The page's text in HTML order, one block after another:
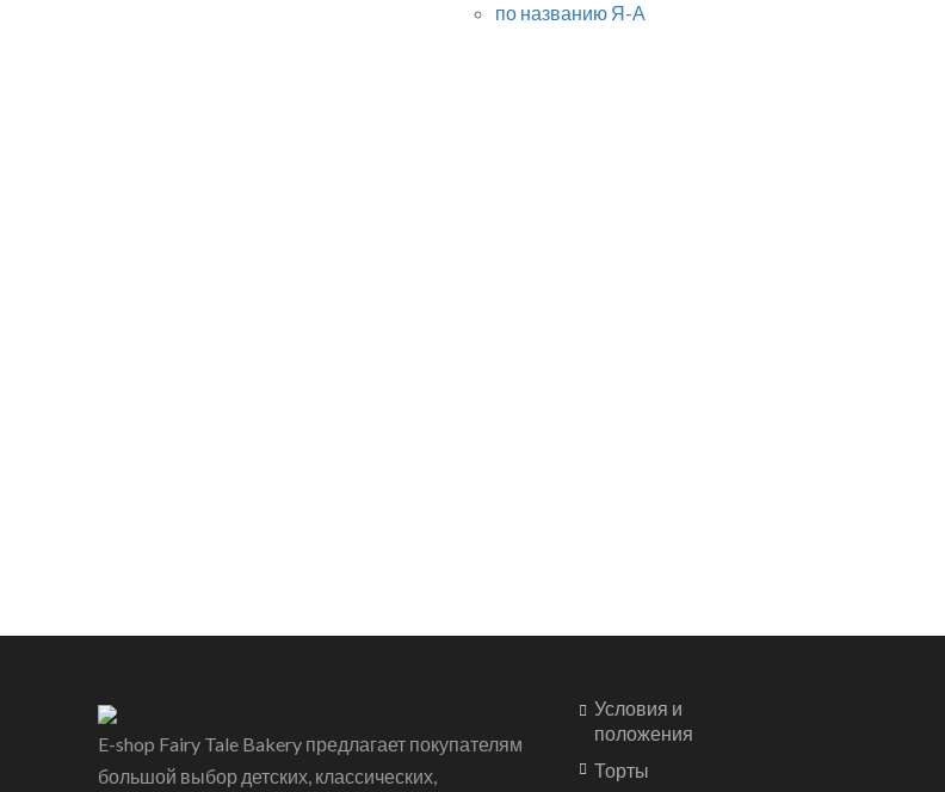
по названию Я-А
E-shop Fairy Tale Bakery предлагает покупателям
большой выбор детских, классических,
Условия и
положения
Торты